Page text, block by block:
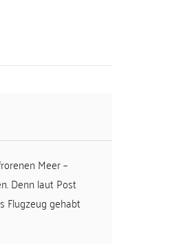
Meer –
Denn laut Post
Flugzeug gehabt